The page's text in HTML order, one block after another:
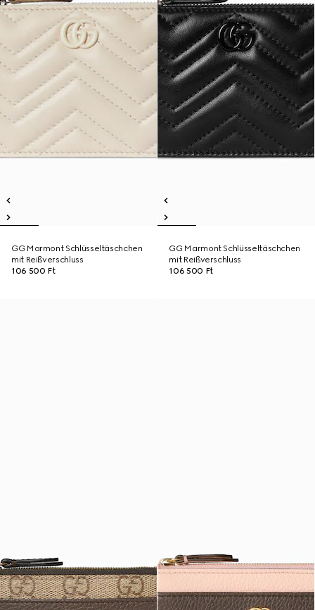
GG Marmont Schlüsseltäschchen
mit Reißverschluss
106 500 Ft
GG Marmont Schlüsseltäschchen
mit Reißverschluss
106 500 Ft